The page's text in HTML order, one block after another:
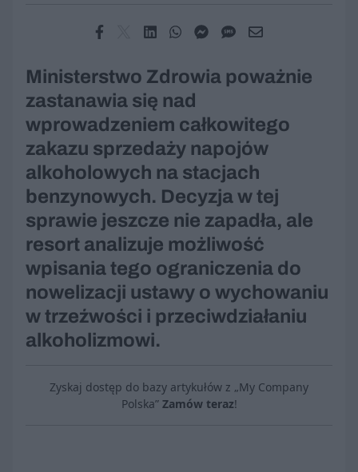
Ministerstwo Zdrowia poważnie
zastanawia się nad
wprowadzeniem całkowitego
zakazu sprzedaży napojów
alkoholowych na stacjach
benzynowych. Decyzja w tej
sprawie jeszcze nie zapadła, ale
resort analizuje możliwość
wpisania tego ograniczenia do
nowelizacji ustawy o wychowaniu
w trzeźwości i przeciwdziałaniu
alkoholizmowi.
Zyskaj dostęp do bazy artykułów z „My Company
Polska” Zamów teraz!